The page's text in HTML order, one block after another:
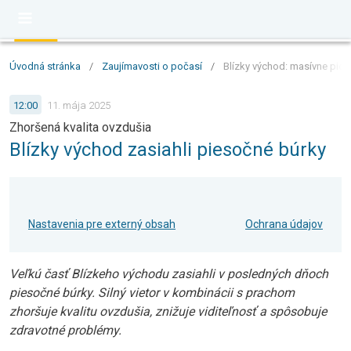
Úvodná stránka / Zaujímavosti o počasí / Blízky východ: masívne
12:00 11. mája 2025
Zhoršená kvalita ovzdušia
Blízky východ zasiahli piesočné búrky
Nastavenia pre externý obsah Ochrana údajov
Veľkú časť Blízkeho východu zasiahli v posledných dňoch
piesočné búrky. Silný vietor v kombinácii s prachom
zhoršuje kvalitu ovzdušia, znižuje viditeľnosť a spôsobuje
zdravotné problémy.